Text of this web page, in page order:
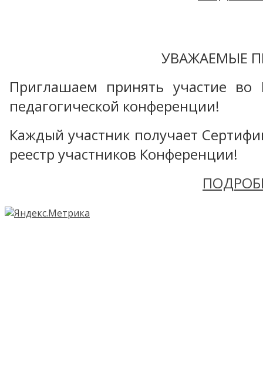
УВАЖАЕМЫЕ
Приглашаем принять участие во
педагогической конференции!
Каждый участник получает
реестр участников Конференции!